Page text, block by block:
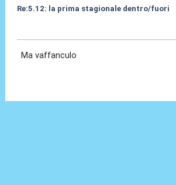
Re:5.12: la prima stagionale dentro/fuori
Ma vaffanculo